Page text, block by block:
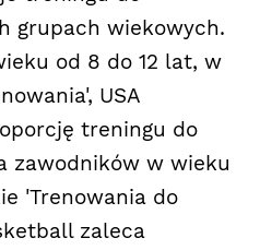
grupach wiekowych.
od 8 do 12 lat, w
USA
treningu do
zawodników w wieku
'Trenowania do
zaleca